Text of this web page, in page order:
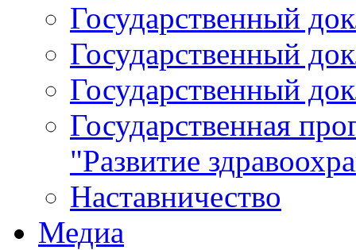
Государственный
Государственный
Государственный
Государственная
"Развитие
Наставничество
Медиа